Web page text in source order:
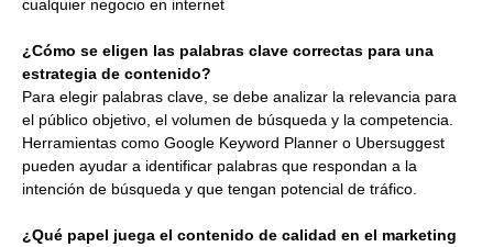
cualquier negocio en internet
¿Cómo se eligen las palabras clave correctas para una
estrategia de contenido?
Para elegir palabras clave, se debe analizar la relevancia para
el público objetivo, el volumen de búsqueda y la competencia.
Herramientas como Google Keyword Planner o Ubersuggest
pueden ayudar a identificar palabras que respondan a la
intención de búsqueda y que tengan potencial de tráfico.
¿Qué papel juega el contenido de calidad en el marketing